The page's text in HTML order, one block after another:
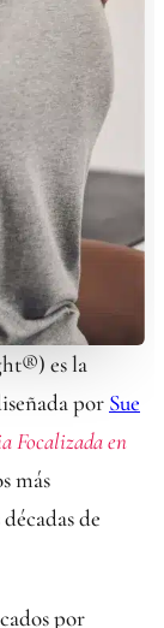
es la
por Sue
Focalizada en
más
de
por